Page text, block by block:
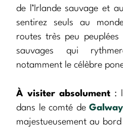
de l’Irlande sauvage et
sentirez seuls au
routes très peu peuplées
sauvages qui
notamment le célèbre
À visiter absolument :
dans le comté de Galway
majestueusement au